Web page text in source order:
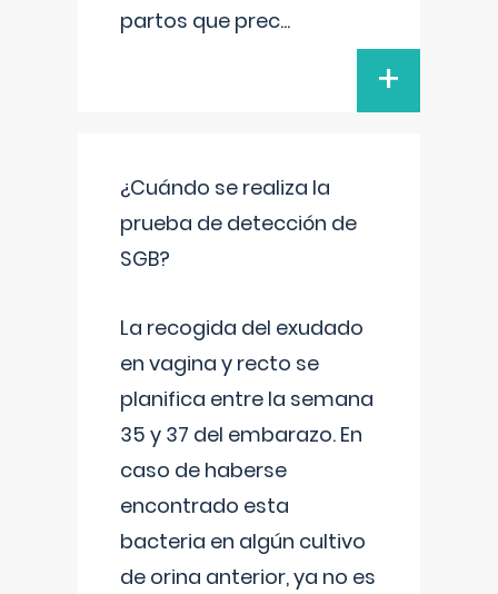
partos que prec...
+
¿Cuándo se realiza la
prueba de detección de
SGB?
La recogida del exudado
en vagina y recto se
planifica entre la semana
35 y 37 del embarazo. En
caso de haberse
encontrado esta
bacteria en algún cultivo
de orina anterior, ya no es